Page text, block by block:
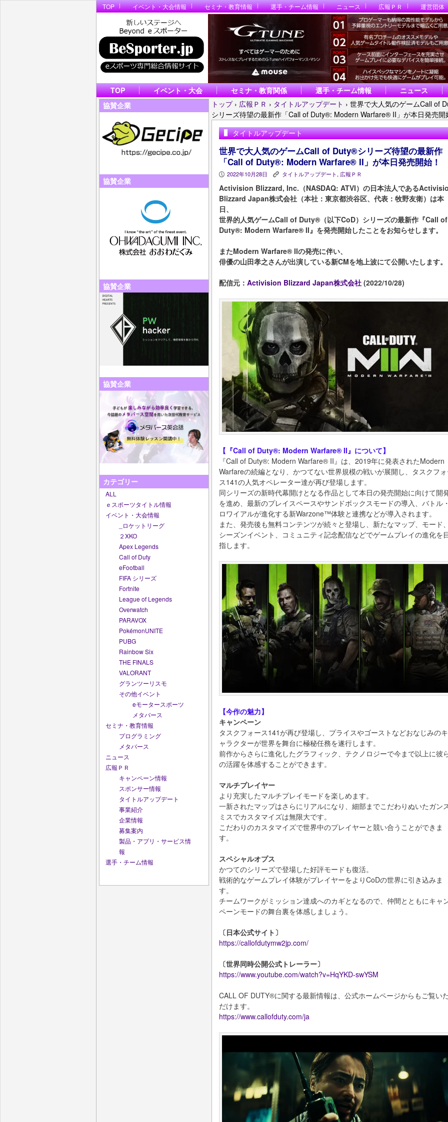
TOP イベント・大会情報 セミナ・教育情報 選手・チーム情報 ニュース 広報ＰＲ 運営団体
TOP イベント・大会 セミナ・教育関係 選手・チーム情報
ニュース
協賛企業
協賛企業
協賛企業
協賛企業
カテゴリー
ALL
ｅスポーツタイトル情報
イベント・大会情報
_ロケットリーグ
２XKO
Apex Legends
Call of Duty
eFootball
FIFA シリーズ
Fortnite
League of Legends
Overwatch
PARAVOX
PokémonUNITE
PUBG
Rainbow Six
THE FINALS
VALORANT
グランツーリスモ
その他イベント
eモータースポーツ
メタバース
セミナ・教育情報
プログラミング
メタバース
ニュース
広報ＰＲ
キャンペーン情報
スポンサー情報
タイトルアップデート
事業紹介
企業情報
募集案内
製品・アプリ・サービス情
報
選手・チーム情報
トップ › 広報ＰＲ › タイトルアップデート › 世界で大人気のゲームCall of
シリーズ待望の最新作「Call of Duty®: Modern Warfare® II」が本日発売開
タイトルアップデート
世界で大人気のゲームCall of Duty®シリーズ待望の最新作
「Call of Duty®: Modern Warfare® II」が本日発売開始！
P 2022年10月28日 K タイトルアップデート, 広報ＰＲ
Activision Blizzard, Inc.（NASDAQ: ATVI）の日本法人である
Blizzard Japan株式会社（本社：東京都渋谷区、代表：牧野友衛）は本
日、
世界的人気ゲームCall of Duty®（以下CoD）シリーズの最新作『Call of
Duty®: Modern Warfare® II』を発売開始したことをお知らせします。
またModern Warfare® IIの発売に伴い、
俳優の山田孝之さんが出演している新CMを地上波にて公開いたします。
配信元： Activision Blizzard Japan株式会社 (2022/10/28)
【『Call of Duty®: Modern Warfare® II』について】
『Call of Duty®: Modern Warfare® II』は、2019年に発表されたModern
Warfareの続編となり、かつてない世界規模の戦いが展開し、タスクフ
ス141の人気オペレーター達が再び登場します。
同シリーズの新時代幕開けとなる作品として本日の発売開始に向けて開
を進め、最新のプレイスペースやサンドボックスモードの導入、バトル
ロワイアルが進化する新Warzone™体験と連携などが導入されます。
また、発売後も無料コンテンツが続々と登場し、新たなマップ、モード
シーズンイベント、コミュニティ記念配信などでゲームプレイの進化を
指します。
【今作の魅力】
キャンペーン
タスクフォース141が再び登場し、プライスやゴーストなどおなじみのキ
ャラクターが世界を舞台に極秘任務を遂行します。
前作からさらに進化したグラフィック、テクノロジーで今まで以上に彼
の活躍を体感することができます。
マルチプレイヤー
より充実したマルチプレイモードを楽しめます。
一新されたマップはさらにリアルになり、細部までこだわりぬいたガン
ミスでカスタマイズは無限大です。
こだわりのカスタマイズで世界中のプレイヤーと競い合うことができま
す。
スペシャルオプス
かつてのシリーズで登場した好評モードも復活。
戦術的なゲームプレイ体験がプレイヤーをよりCoDの世界に引き込みま
す。
チームワークがミッション達成へのカギとなるので、仲間とともにキャ
ペーンモードの舞台裏を体感しましょう。
〔日本公式サイト〕
https://callofdutymw2jp.com/
〔世界同時公開公式トレーラー〕
https://www.youtube.com/watch?v=HqYKD-swYSM
CALL OF DUTY®に関する最新情報は、公式ホームページからもご覧い
だけます。
https://www.callofduty.com/ja